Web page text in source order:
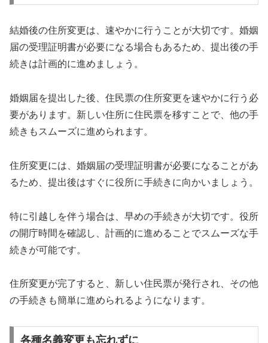
結婚後の住所変更は、速やかに行うことが大切です。婚姻
届の受理証明書が必要になる場合もあるため、提出後の手
続きは計画的に進めましょう。
婚姻届を提出した後、住民票の住所変更を速やかに行う必
要があります。新しい住所に住民票を移すことで、他の手
続きもスムーズに進められます。
住所変更には、婚姻届の受理証明書が必要になることがあ
るため、提出後はすぐに役所に手続きに向かいましょう。
特に引越しを伴う場合は、早めの手続きが大切です。役所
の開庁時間を確認し、計画的に進めることでスムーズな手
続きが可能です。
住所変更が完了すると、新しい住民票が発行され、その他
の手続きも簡単に進められるようになります。
各種名義変更も忘れずに